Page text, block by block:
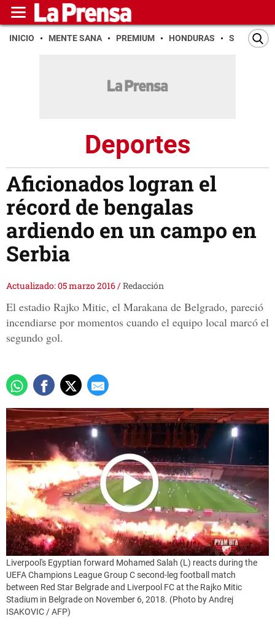
INICIO MENTE SANA PREMIUM HONDURAS SAN PEDRO
Deportes
Aficionados logran el
récord de bengalas
ardiendo en un campo en
Serbia
Actualizado: 05 marzo 2016/Redacción
El estadio Rajko Mitic, el Marakana de Belgrado, pareció
incendiarse por momentos cuando el equipo local marcó el
segundo gol.
Liverpool's Egyptian forward Mohamed Salah (L) reacts during the
UEFA Champions League Group C second-leg football match
between Red Star Belgrade and Liverpool FC at the Rajko Mitic
Stadium in Belgrade on November 6, 2018. (Photo by Andrej
ISAKOVIC / AFP)